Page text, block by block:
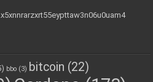
bbo (3) bitcoin (22)